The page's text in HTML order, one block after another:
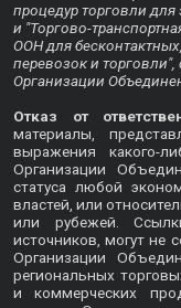
процедур торговли
и "Торгово-
ООН для
перевозок и
Организации
Отказ от
материалы,
выражения какого-
Организации
статуса любой
властей, или
или рубежей.
источников, могут не
Организации
региональных
и коммерческих